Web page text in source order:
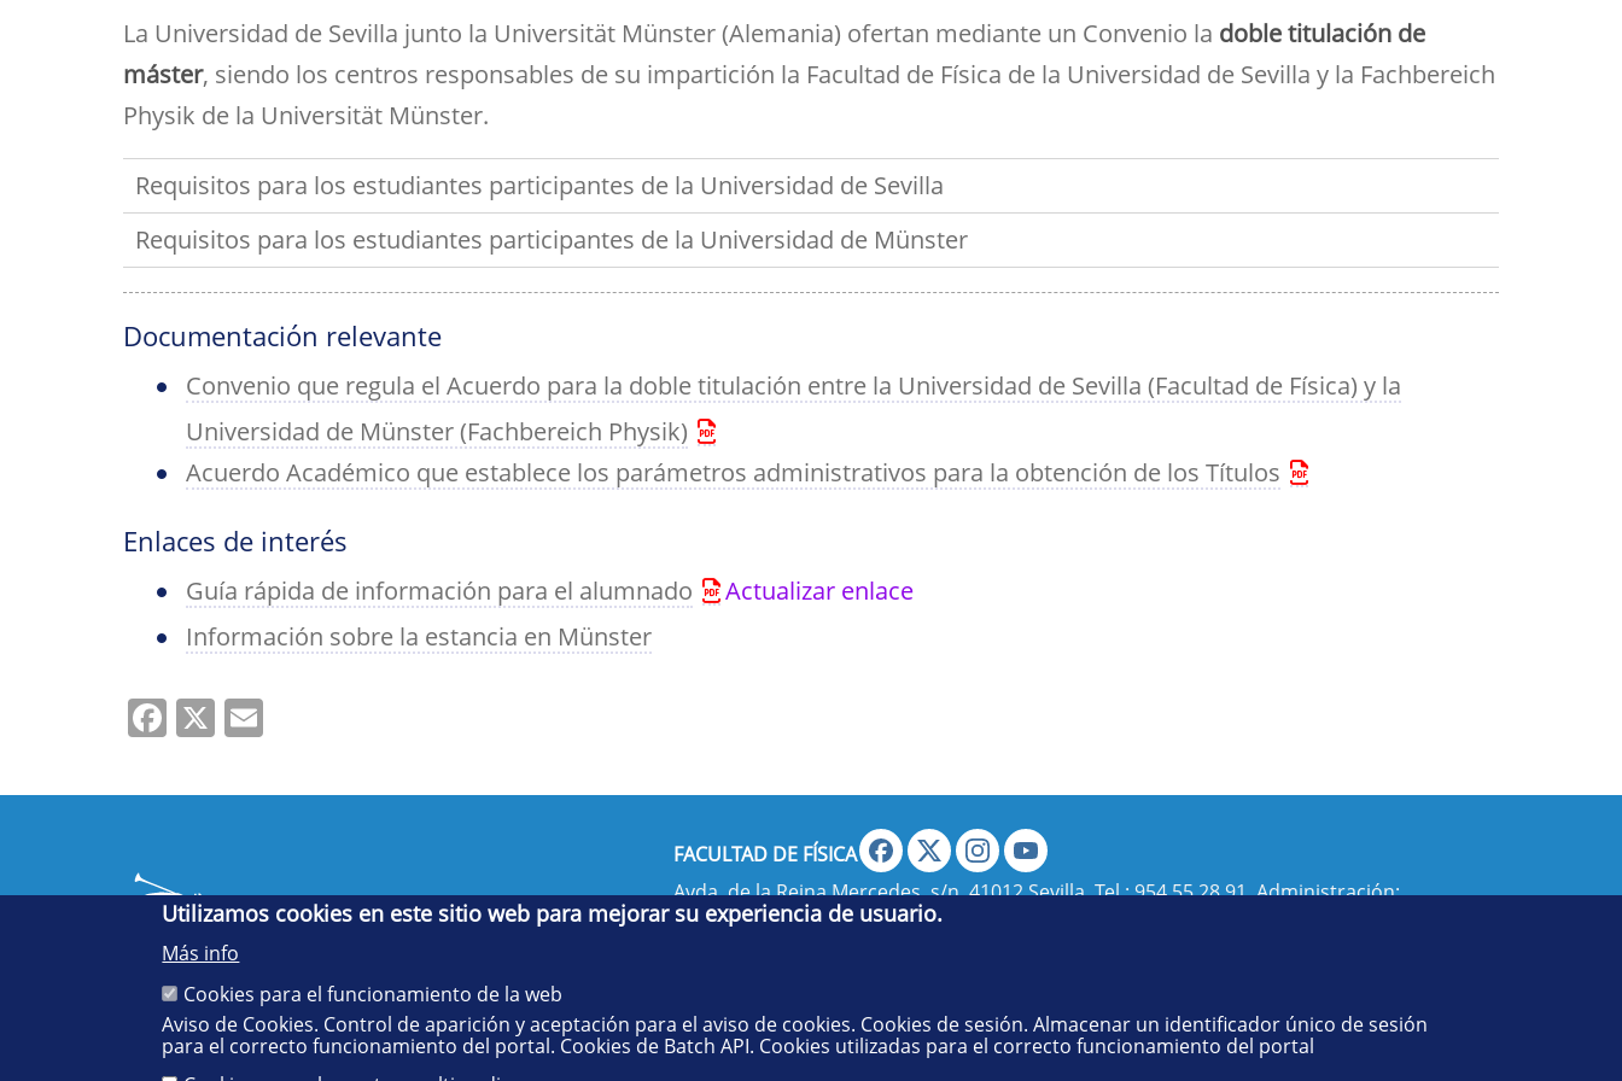
Directorio por plantas
Tu Facultad
Trabajos fin de estudiosbiblioteca para el apoyo a
investigadores
Asociaciones
Aula de Kultura
ASEF
Orientación y acción
tutorial
Devolución del 70%
Solicitud de Título
Título
Impresos
Sala de tutorías
Reserva de espacios
Comedor para
estudiantes
Impresos
navegación
La Universidad de Sevilla junto la Universität Münster (Alemania) ofertan mediante un Convenio la doble titulación de
máster, siendo los centros responsables de su impartición la Facultad de Física de la Universidad de Sevilla y la Fachbereich
Physik de la Universität Münster.
Requisitos para los estudiantes participantes de la Universidad de Sevilla
Requisitos para los estudiantes participantes de la Universidad de Münster
Documentación relevante
Convenio que regula el Acuerdo para la doble titulación entre la Universidad de Sevilla (Facultad de Física) y la
Universidad de Münster (Fachbereich Physik)
Acuerdo Académico que establece los parámetros administrativos para la obtención de los Títulos
Enlaces de interés
Guía rápida de información para el alumnado
Actualizar enlace
Información sobre la estancia en Münster
Facebook
X
Cinco siglos
impulsando el
FACULTAD DE FÍSICA
Avda. de la Reina Mercedes, s/n. 41012 Sevilla. Tel.:954 55 28 91. Administración:
administradorfisica@us.es- Secretaría:
Utilizamos cookies en este sitio web para mejorar su experiencia de usuario.
Más info
Cookies para el funcionamiento de la web
Aviso de Cookies. Control de aparición y aceptación para el aviso de cookies. Cookies de sesión. Almacenar un identificador único de sesión
para el correcto funcionamiento del portal. Cookies de Batch API. Cookies utilizadas para el correcto funcionamiento del portal